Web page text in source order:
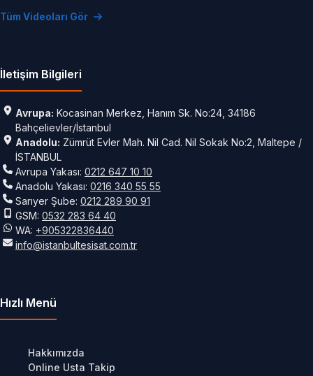
Tüm Videoları Gör
İletişim Bilgileri
Avrupa: Kocasinan Merkez, Hanım Sk. No:24, 34186
Bahçelievler/İstanbul
Anadolu: Zümrüt Evler Mah. Nil Cad. Nil Sokak No:2, Maltepe /
İSTANBUL
Avrupa Yakası: 0212 647 10 10
Anadolu Yakası: 0216 340 55 55
Sarıyer Şube: 0212 289 90 91
GSM: 0532 283 64 40
WA: +905322836440
info@istanbultesisat.com.tr
Hızlı Menü
Hakkımızda
Online Usta Takip